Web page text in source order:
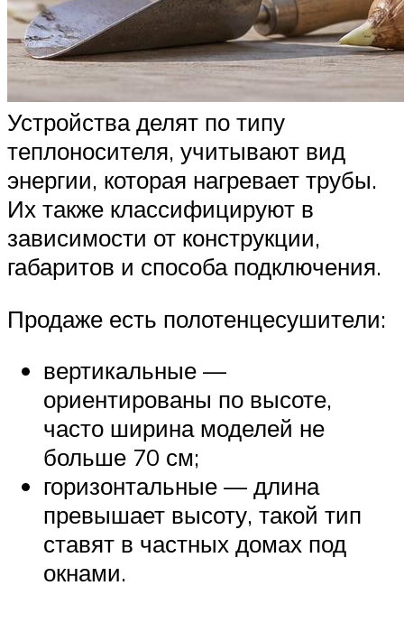
Устройства делят по типу
теплоносителя, учитывают вид
энергии, которая нагревает трубы.
Их также классифицируют в
зависимости от конструкции,
габаритов и способа подключения.
Продаже есть полотенцесушители:
вертикальные —
ориентированы по высоте,
часто ширина моделей не
больше 70 см;
горизонтальные — длина
превышает высоту, такой тип
ставят в частных домах под
окнами.